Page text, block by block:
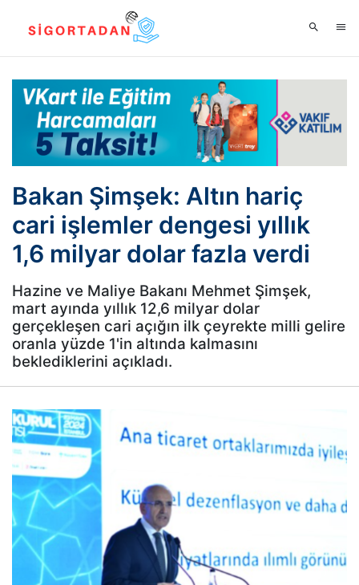
Bakan Şimşek: Altın hariç
cari işlemler dengesi yıllık
1,6 milyar dolar fazla verdi
Hazine ve Maliye Bakanı Mehmet Şimşek,
mart ayında yıllık 12,6 milyar dolar
gerçekleşen cari açığın ilk çeyrekte milli gelire
oranla yüzde 1'in altında kalmasını
beklediklerini açıkladı.